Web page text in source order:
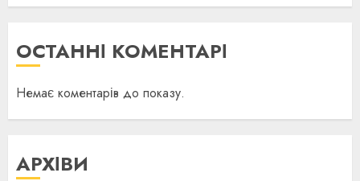
ОСТАННІ КОМЕНТАРІ
Немає коментарів до показу.
АРХІВИ